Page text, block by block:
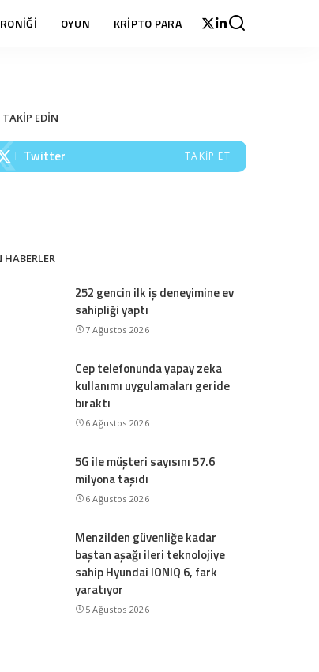
OYUN KRİPTO PARA
EDİN
Twitter TAKIP ET
HABERLER
252 gencin ilk iş deneyimine ev
sahipliği yaptı
7 Ağustos 2026
Cep telefonunda yapay zeka
kullanımı uygulamaları geride
bıraktı
6 Ağustos 2026
5G ile müşteri sayısını 57.6
milyona taşıdı
6 Ağustos 2026
Menzilden güvenliğe kadar
baştan aşağı ileri teknolojiye
sahip Hyundai IONIQ 6, fark
yaratıyor
5 Ağustos 2026